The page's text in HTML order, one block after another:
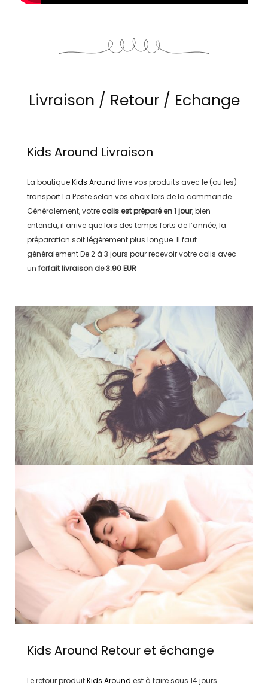
Livraison / Retour / Echange
Kids Around Livraison
La boutiqueKids Around livre vos produits avec le (ou les)
transportLa Posteselon vos choix lors de la commande.
Généralement, votre colis est préparé en1 jour, bien
entendu, il arrive que lors des temps forts de l’année, la
préparation soit légérement plus longue. Il faut
généralementDe 2 à 3 jours pour recevoir votre colis avec
un forfait livraison de3.90 EUR
Kids Around Retour et échange
Le retour produitKids Around est à faire sous 14 jours